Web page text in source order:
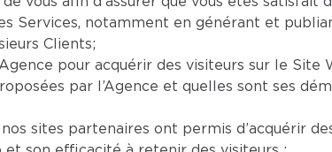
Services, notamment en générant et
Clients;
pour acquérir des visiteurs sur le Site
par l’Agence et quelles sont ses
sites partenaires ont permis d’acquérir